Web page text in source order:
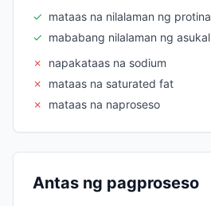
✓ mataas na nilalaman ng protina
✓ mababang nilalaman ng asukal
✗
napakataas na sodium
✗
mataas na saturated fat
✗
mataas na naproseso
Antas ng pagproseso